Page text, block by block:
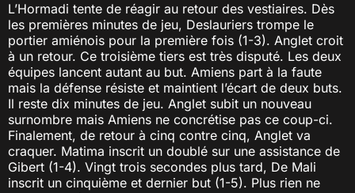
L’Hormadi tente de réagir au retour des vestiaires. Dès
les premières minutes de jeu, Deslauriers trompe le
portier amiénois pour la première fois (1-3). Anglet croit
à un retour. Ce troisième tiers est très disputé. Les deux
équipes lancent autant au but. Amiens part à la faute
mais la défense résiste et maintient l’écart de deux buts.
Il reste dix minutes de jeu. Anglet subit un nouveau
surnombre mais Amiens ne concrétise pas ce coup-ci.
Finalement, de retour à cinq contre cinq, Anglet va
craquer. Matima inscrit un doublé sur une assistance de
Gibert (1-4). Vingt trois secondes plus tard, De Mali
inscrit un cinquième et dernier but (1-5). Plus rien ne